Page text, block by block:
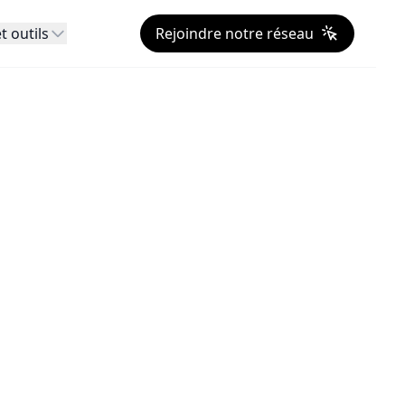
outils Rejoindre notre réseau